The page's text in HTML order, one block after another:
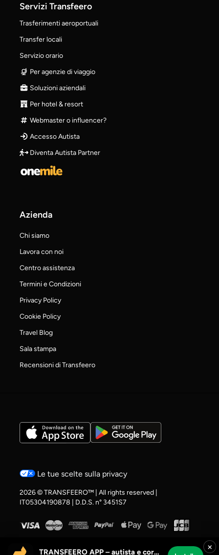
Servizi Transfeero
Trasferimenti aeroportuali
Transfer locali
Servizio orario
Per agenzie di viaggio
Soluzioni aziendali
Per hotel & resort
Webmaster o influencer?
Accesso Autista
Diventa Autista Partner
Azienda
Chi siamo
Lavora con noi
Centro assistenza
Termini e Condizioni
Privacy Policy
Cookie Policy
Travel Blog
Sala stampa
Recensioni di Transfeero
Le tue scelte sulla privacy
2026 © TRANSFEERO™ | All rights reserved |
IT05304190878 | D.D.S. n° 3451S7
×
TRANSFEERO APP – autista e corse aeroportuali